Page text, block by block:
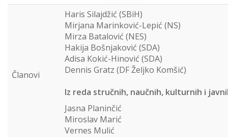
Članovi
Haris Silajdžić (SBiH)
Mirjana Marinković-Lepić (NS)
Mirza Batalović (NES)
Hakija Bošnjaković (SDA)
Adisa Kokić-Hinović (SDA)
Dennis Gratz (DF Željko Komšić)
Iz reda stručnih, naučnih, kulturnih i
Jasna Planinčić
Miroslav Marić
Vernes Mulić